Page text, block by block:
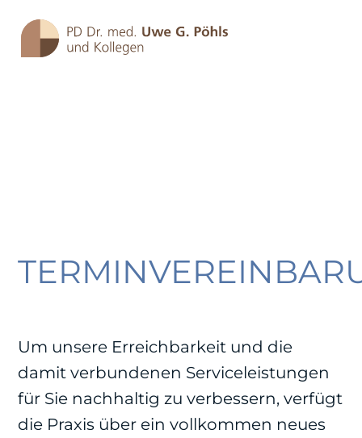
Skip
Um unsere Erreichbarkeit und die
damit verbundenen Serviceleistungen
für Sie nachhaltig zu verbessern, verfügt
die Praxis über ein vollkommen neues